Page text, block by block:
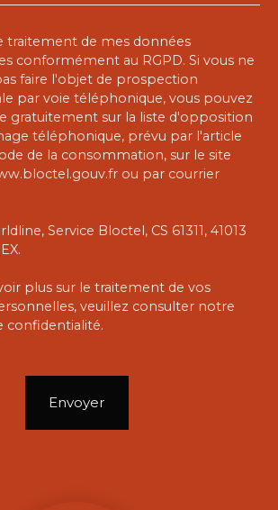
traitement de mes données
conformément au RGPD. Si vous ne
faire l'objet de prospection
par voie téléphonique, vous pouvez
gratuitement sur la liste d'opposition
téléphonique, prévu par l'article
de la consommation, sur le site
ou par courrier
Service Bloctel, CS 61311, 41013
plus sur le traitement de vos
veuillez consulter notre
confidentialité.
Envoyer